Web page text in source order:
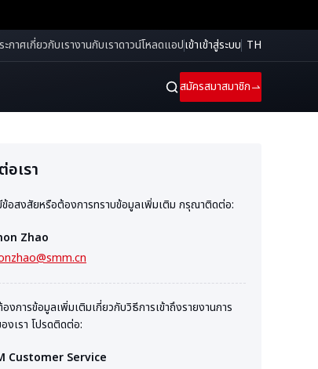
ะกาศเกี่ยวกับเรางานกับเราดาวน์โหลดแอปเข้าเข้าสู่ระบบ TH
สมัครสมาสมาชิก
เรา
อสงสัยหรือต้องการทราบข้อมูลเพิ่มเติม กรุณาติดต่อ:
Zhao
งการข้อมูลเพิ่มเติมเกี่ยวกับวิธีการเข้าถึงรายงานการ
งเรา โปรดติดต่อ:
Customer Service